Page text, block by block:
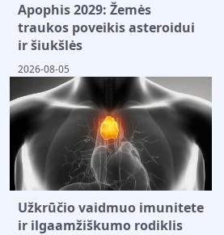
Apophis 2029: Žemės
traukos poveikis asteroidui
ir šiukšlės
2026-08-05
Užkrūčio vaidmuo imunitete
ir ilgaamžiškumo rodiklis